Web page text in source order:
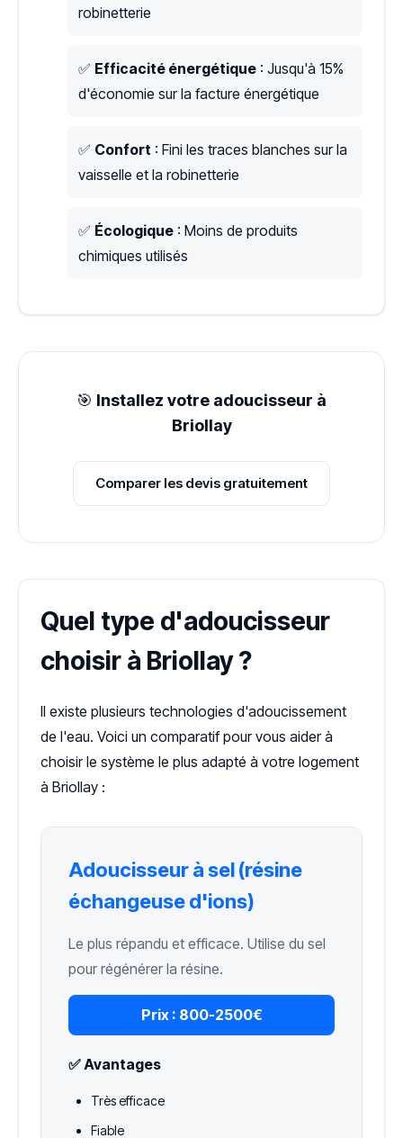
robinetterie
✅ Efficacité énergétique : Jusqu'à 15%
d'économie sur la facture énergétique
✅ Confort : Fini les traces blanches sur la
vaisselle et la robinetterie
✅ Écologique : Moins de produits
chimiques utilisés
🎯 Installez votre adoucisseur à
Briollay
Comparer les devis gratuitement
Quel type d'adoucisseur
choisir à Briollay ?
Il existe plusieurs technologies d'adoucissement
de l'eau. Voici un comparatif pour vous aider à
choisir le système le plus adapté à votre logement
à Briollay :
Adoucisseur à sel (résine
échangeuse d'ions)
Le plus répandu et efficace. Utilise du sel
pour régénérer la résine.
Prix : 800-2500€
✅ Avantages
Très efficace
Fiable